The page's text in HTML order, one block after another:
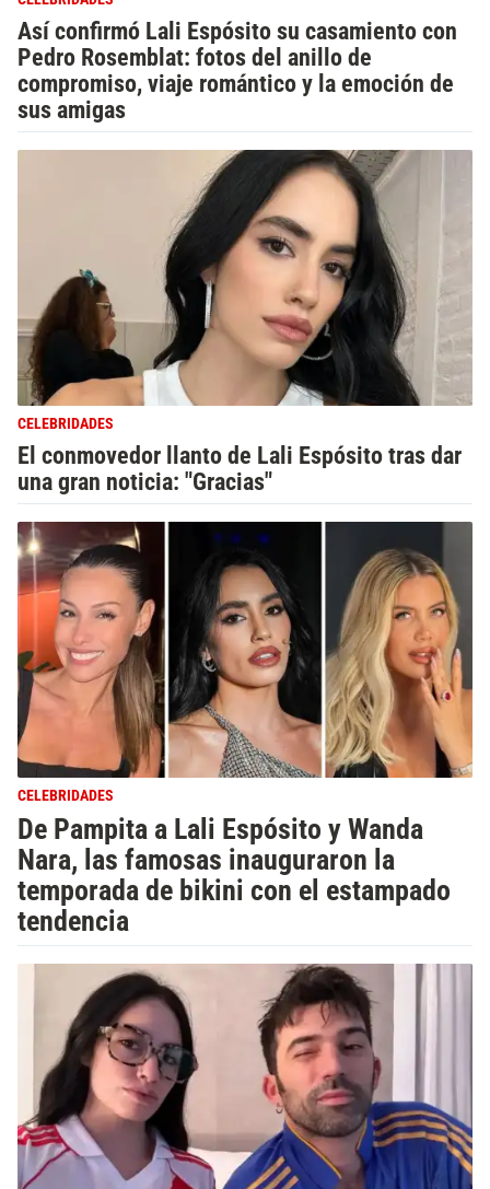
Así confirmó Lali Espósito su casamiento con
Pedro Rosemblat: fotos del anillo de
compromiso, viaje romántico y la emoción de
sus amigas
CELEBRIDADES
El conmovedor llanto de Lali Espósito tras dar
una gran noticia: "Gracias"
CELEBRIDADES
De Pampita a Lali Espósito y Wanda
Nara, las famosas inauguraron la
temporada de bikini con el estampado
tendencia